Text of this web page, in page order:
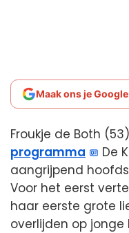
Maak ons je
Froukje de Both
programma
De
aangrijpend
Voor het eerst
haar eerste grote
overlijden op